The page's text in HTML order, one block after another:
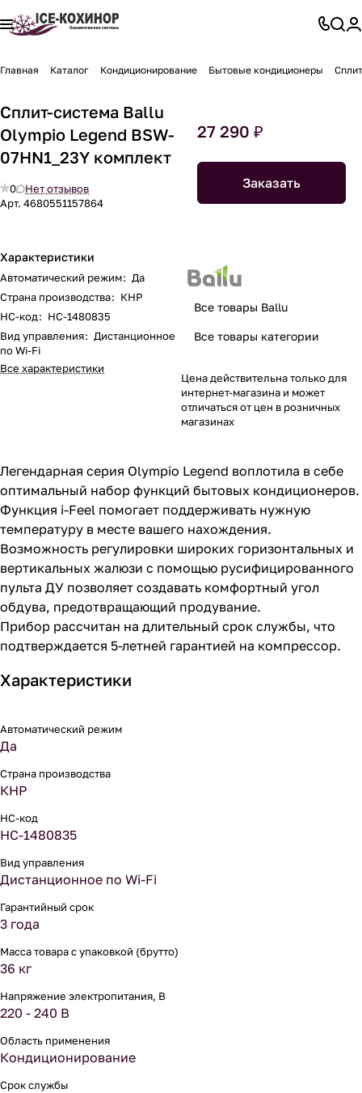
Главная Каталог Кондиционирование Бытовые кондиционеры
Сплит-система Ballu
Olympio Legend BSW-
07HN1_23Y комплект
0
Нет отзывов
Арт. 4680551157864
Характеристики
Автоматический режим: Да
Страна производства: КНР
НС-код: НС-1480835
Вид управления: Дистанционное
по Wi-Fi
Все характеристики
27 290 ₽
Заказать
Все товары Ballu
Все товары категории
Цена действительна только для
интернет-магазина и может
отличаться от цен в розничных
магазинах
Легендарная серия Olympio Legend воплотила в себе
оптимальный набор функций бытовых кондиционеров.
Функция i-Feel помогает поддерживать нужную
температуру в месте вашего нахождения.
Возможность регулировки широких горизонтальных и
вертикальных жалюзи с помощью русифицированного
пульта ДУ позволяет создавать комфортный угол
обдува, предотвращающий продувание.
Прибор рассчитан на длительный срок службы, что
подтверждается 5-летней гарантией на компрессор.
Характеристики
Автоматический режим
Да
Страна производства
КНР
НС-код
НС-1480835
Вид управления
Дистанционное по Wi-Fi
Гарантийный срок
3 года
Масса товара с упаковкой (брутто)
36 кг
Напряжение электропитания, В
220 - 240 В
Область применения
Кондиционирование
Срок службы